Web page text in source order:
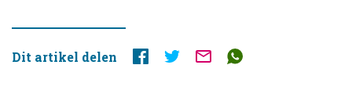
Dit artikel delen